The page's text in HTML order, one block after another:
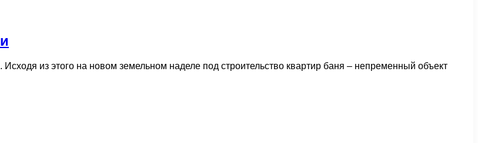
из этого на новом земельном наделе под строительство квартир баня – непременный объект